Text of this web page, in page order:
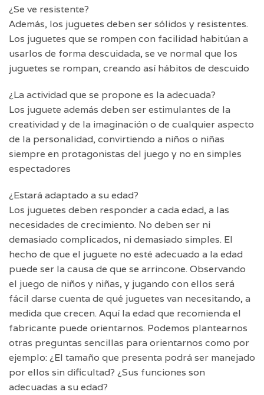
¿Se ve resistente?
Además, los juguetes deben ser sólidos y resistentes.
Los juguetes que se rompen con facilidad habitúan a
usarlos de forma descuidada, se ve normal que los
juguetes se rompan, creando así hábitos de descuido
¿La actividad que se propone es la adecuada?
Los juguete además deben ser estimulantes de la
creatividad y de la imaginación o de cualquier aspecto
de la personalidad, convirtiendo a niños o niñas
siempre en protagonistas del juego y no en simples
espectadores
¿Estará adaptado a su edad?
Los juguetes deben responder a cada edad, a las
necesidades de crecimiento. No deben ser ni
demasiado complicados, ni demasiado simples. El
hecho de que el juguete no esté adecuado a la edad
puede ser la causa de que se arrincone. Observando
el juego de niños y niñas, y jugando con ellos será
fácil darse cuenta de qué juguetes van necesitando, a
medida que crecen. Aquí la edad que recomienda el
fabricante puede orientarnos. Podemos plantearnos
otras preguntas sencillas para orientarnos como por
ejemplo: ¿El tamaño que presenta podrá ser manejado
por ellos sin dificultad? ¿Sus funciones son
adecuadas a su edad?